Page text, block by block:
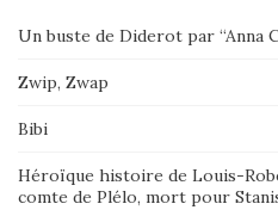
Un buste de Diderot par
Zwip, Zwap
Bibi
Héroïque histoire de Louis-
comte de Plélo, mort pour